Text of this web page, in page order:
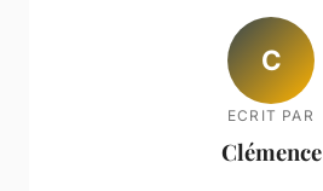
C
ECRIT PAR
Clémence